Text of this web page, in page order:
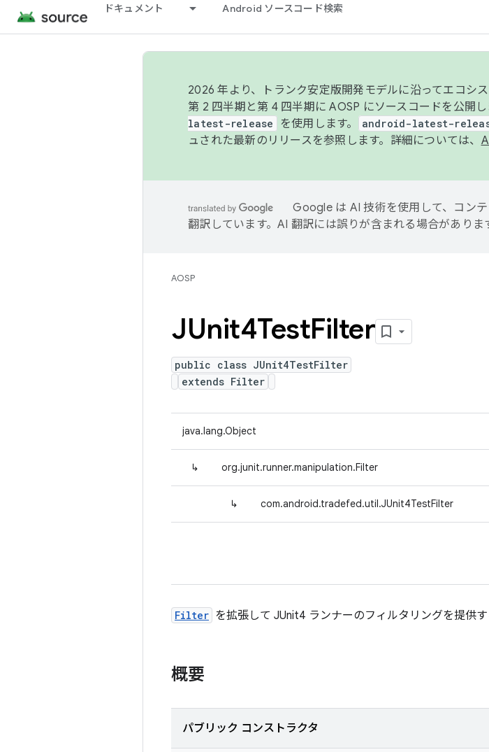
ドキュメント Android ソースコード検索
2026 年より、トランク安定版開発モデルに沿ってエコシ
第 2 四半期と第 4 四半期に AOSP にソースコードを公開し
latest-release
を使用します。 android-latest-
ュされた最新のリリースを参照します。詳細については、
Google は AI 技術を使用して、コン
翻訳しています。AI 翻訳には誤りが含まれる場合がありま
AOSP
JUnit4TestFilter
public class JUnit4TestFilter
extends Filter
java.lang.Object
↳ org.junit.runner.manipulation.Filter
↳ com.android.tradefed.util.JUnit4TestFilter
Filter を拡張して JUnit4 ランナーのフィルタリングを提供す
概要
パブリック コンストラクタ